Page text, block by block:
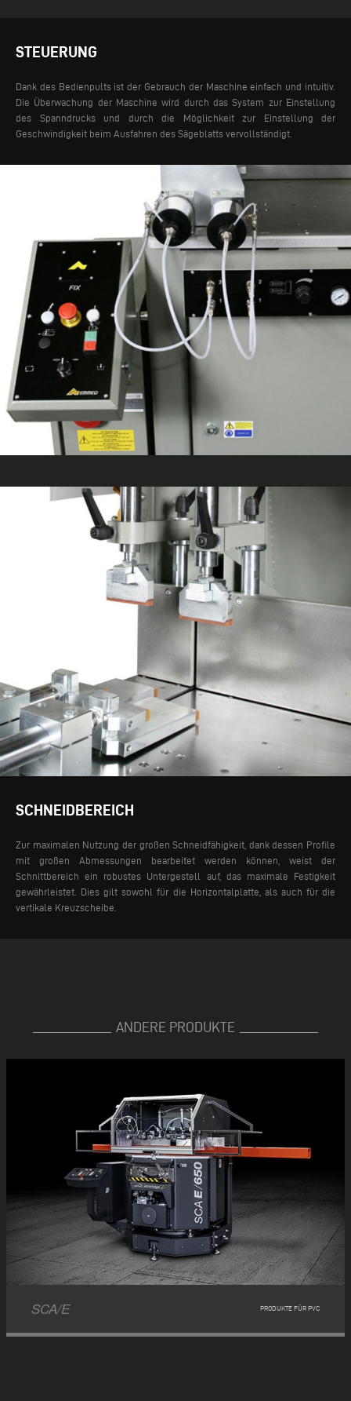
STEUERUNG
Dank des Bedienpults ist der Gebrauch der Maschine einfach und intuitiv.
Die Überwachung der Maschine wird durch das System zur Einstellung
des Spanndrucks und durch die Möglichkeit zur Einstellung der
Geschwindigkeit beim Ausfahren des Sägeblatts vervollständigt.
SCHNEIDBEREICH
Zur maximalen Nutzung der großen Schneidfähigkeit, dank dessen Profile
mit großen Abmessungen bearbeitet werden können, weist der
Schnittbereich ein robustes Untergestell auf, das maximale Festigkeit
gewährleistet. Dies gilt sowohl für die Horizontalplatte, als auch für die
vertikale Kreuzscheibe.
ANDERE PRODUKTE
SCA/E PRODUKTE FÜR PVC